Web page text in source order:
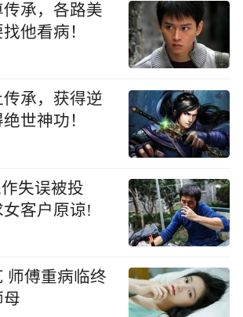
承，各路美
他看病！
承，获得逆
世神功！
失误被投
客户原谅!
师傅重病临终
母